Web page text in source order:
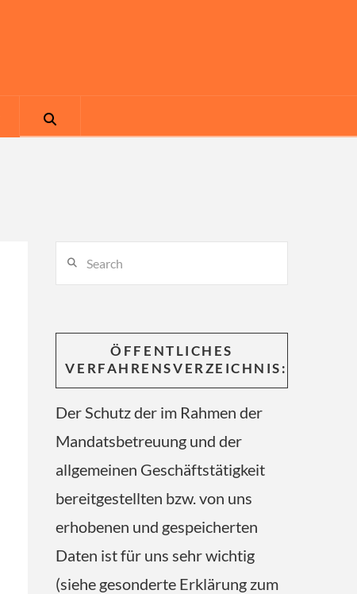
Search
ÖFFENTLICHES
VERFAHRENSVERZEICHNIS:
Der Schutz der im Rahmen der
Mandatsbetreuung und der
allgemeinen Geschäftstätigkeit
bereitgestellten bzw. von uns
erhobenen und gespeicherten
Daten ist für uns sehr wichtig
(siehe gesonderte Erklärung zum